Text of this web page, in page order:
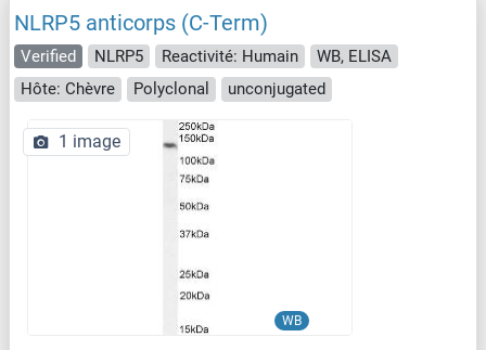
NLRP5 anticorps (C-Term)
Verified NLRP5 Reactivité: Humain
WB, ELISA
Hôte: Chèvre
Polyclonal unconjugated
WB
1 image